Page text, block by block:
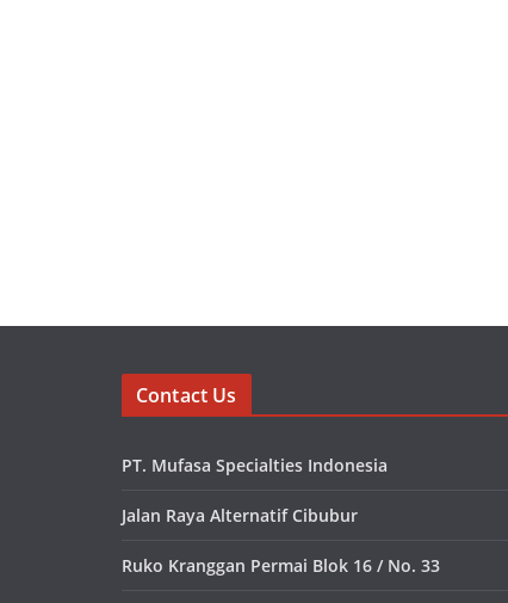
Contact Us
PT. Mufasa Specialties Indonesia
Jalan Raya Alternatif Cibubur
Ruko Kranggan Permai Blok 16 / No. 33